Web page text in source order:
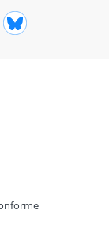
Instagram